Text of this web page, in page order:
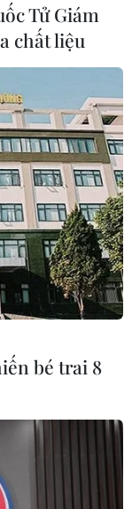
không
COVID-19, Sở
Bình tiếp tục
ngày 21/2/2021.
Tử Giám
chất liệu
bé trai 8